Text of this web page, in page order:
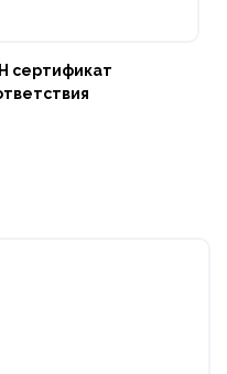
сертификат